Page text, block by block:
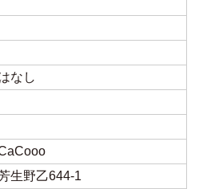
なし
生野乙644-1